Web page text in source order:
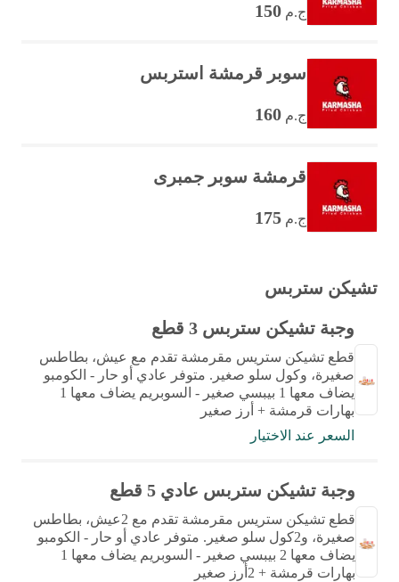
ج.م 150
سوبر قرمشة استربس
ج.م 160
قرمشة سوبر جمبرى
ج.م 175
تشيكن ستربس
وجبة تشيكن ستربس 3 قطع
قطع تشيكن ستريس مقرمشة تقدم مع عيش، بطاطس
صغيرة، وكول سلو صغير. متوفر عادي أو حار - الكومبو
يضاف معها 1 بيبسي صغير - السوبريم يضاف معها 1
بهارات قرمشة + أرز صغير
السعر عند الاختيار
وجبة تشيكن ستربس عادي 5 قطع
قطع تشيكن ستريس مقرمشة تقدم مع 2عيش، بطاطس
صغيرة، و2كول سلو صغير. متوفر عادي أو حار - الكومبو
يضاف معها 2 بيبسي صغير - السوبريم يضاف معها 1
بهارات قرمشة + 2أرز صغير